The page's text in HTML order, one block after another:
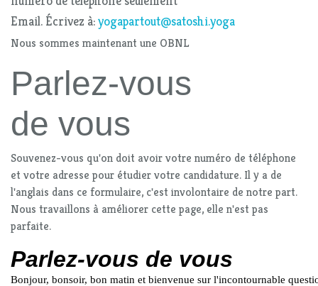
Email. Écrivez à:yogapartout@satoshi.yoga
Nous sommes maintenant une OBNL
Parlez-vous
de vous
Souvenez-vous qu'on doit avoir votre numéro de téléphone
et votre adresse pour étudier votre candidature. Il y a de
l'anglais dans ce formulaire, c'est involontaire de notre part.
Nous travaillons à améliorer cette page, elle n'est pas
parfaite.